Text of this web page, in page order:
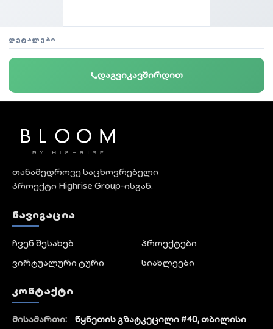
ᲓᲔᲢᲐᲚᲔᲑᲘ
დაგვიკავშირდით
თანამედროვე საცხოვრებელი
პროექტი Highrise Group-ისგან.
ᲜᲐᲕᲘᲒᲐᲪᲘᲐ
ჩვენ შესახებ
პროექტები
ვირტუალური ტური
სიახლეები
ᲙᲝᲜᲢᲐᲥᲢᲘ
მისამართი:
წყნეთის გზატკეცილი #40, თბილისი